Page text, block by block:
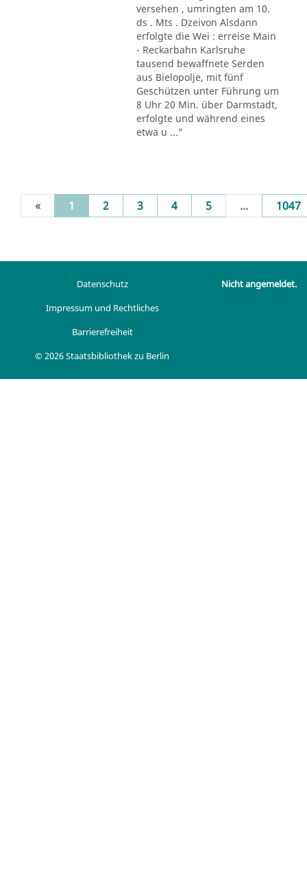
versehen , umringten am 10.
ds . Mts . Dzeivon Alsdann
erfolgte die Wei : erreise Main
- Reckarbahn Karlsruhe
tausend bewaffnete Serden
aus Bielopolje, mit fünf
Geschützen unter Führung um
8 Uhr 20 Min. über Darmstadt,
erfolgte und während eines
etwa u ..."
« 1 (current)
2 3 4 5 ... 1047
Datenschutz
Impressum und Rechtliches
Barrierefreiheit
© 2026 Staatsbibliothek zu Berlin
Nicht angemeldet.